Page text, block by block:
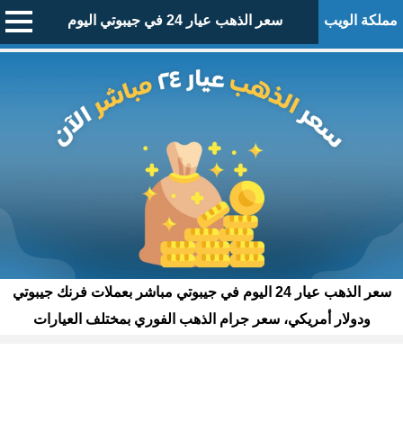
مملكة الويب سعر الذهب عيار 24 في جيبوتي اليوم
سعر الذهب عيار 24 اليوم في جيبوتي مباشر بعملات فرنك جيبوتي
ودولار أمريكي، سعر جرام الذهب الفوري بمختلف العيارات